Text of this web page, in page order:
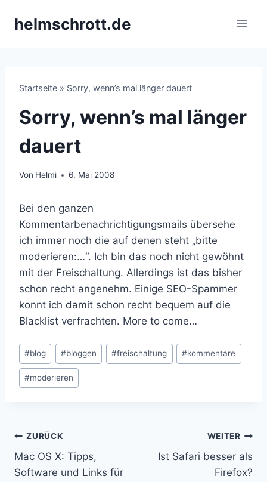
Inhalthelmschrott.de
Startseite » Sorry, wenn’s mal länger dauert
Sorry, wenn’s mal länger
dauert
Von Helmi 6. Mai 2008
Bei den ganzen
Kommentarbenachrichtigungsmails übersehe
ich immer noch die auf denen steht „bitte
moderieren:…“. Ich bin das noch nicht gewöhnt
mit der Freischaltung. Allerdings ist das bisher
schon recht angenehm. Einige SEO-Spammer
konnt ich damit schon recht bequem auf die
Blacklist verfrachten. More to come…
Schlagworte:
#blog #bloggen #freischaltung #kommentare
#moderieren
Beitragsnavigation
ZURÜCK
Mac OS X: Tipps,
Software und Links für
WEITER
Ist Safari besser als
Firefox?